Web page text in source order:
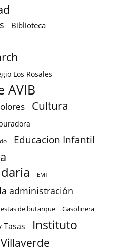
Biblioteca
Los Rosales
AVIB
Cultura
Educacion Infantil
EMT
administración
de butarque Gasolinera
Tasas Instituto